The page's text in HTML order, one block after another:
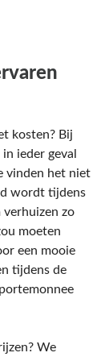
kosten? Bij
ieder geval
vinden het niet
wordt tijdens
zo
moeten
een mooie
tijdens de
We